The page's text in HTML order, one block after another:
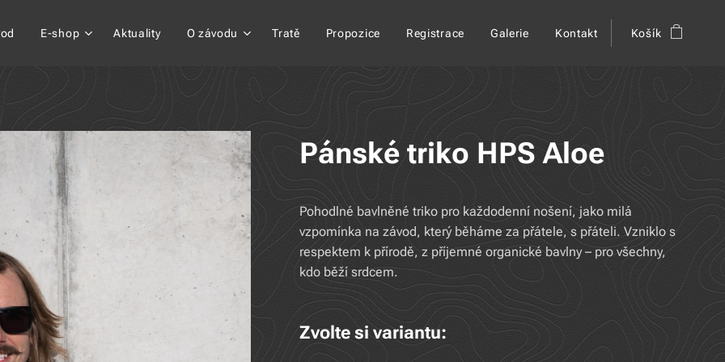
E-shop Aktuality O závodu Tratě Propozice Registrace Galerie Kontakt Košík
Pánské triko HPS Aloe
Pohodlné bavlněné triko pro každodenní nošení, jako milá
vzpomínka na závod, který běháme za přátele, s přáteli. Vzniklo s
respektem k přírodě, z příjemné organické bavlny – pro všechny,
kdo běží srdcem.
Zvolte si variantu: